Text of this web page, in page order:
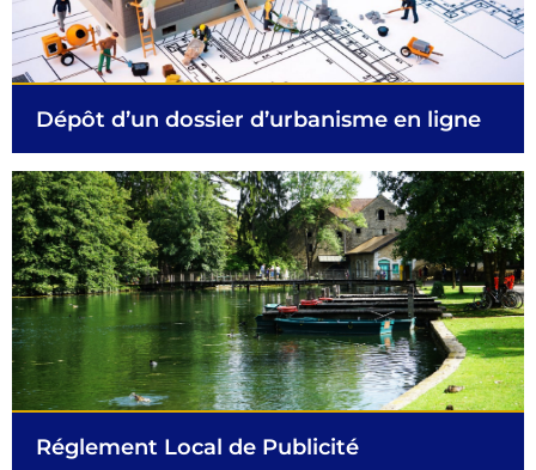
Dépôt d’un dossier d’urbanisme en ligne
Réglement Local de Publicité